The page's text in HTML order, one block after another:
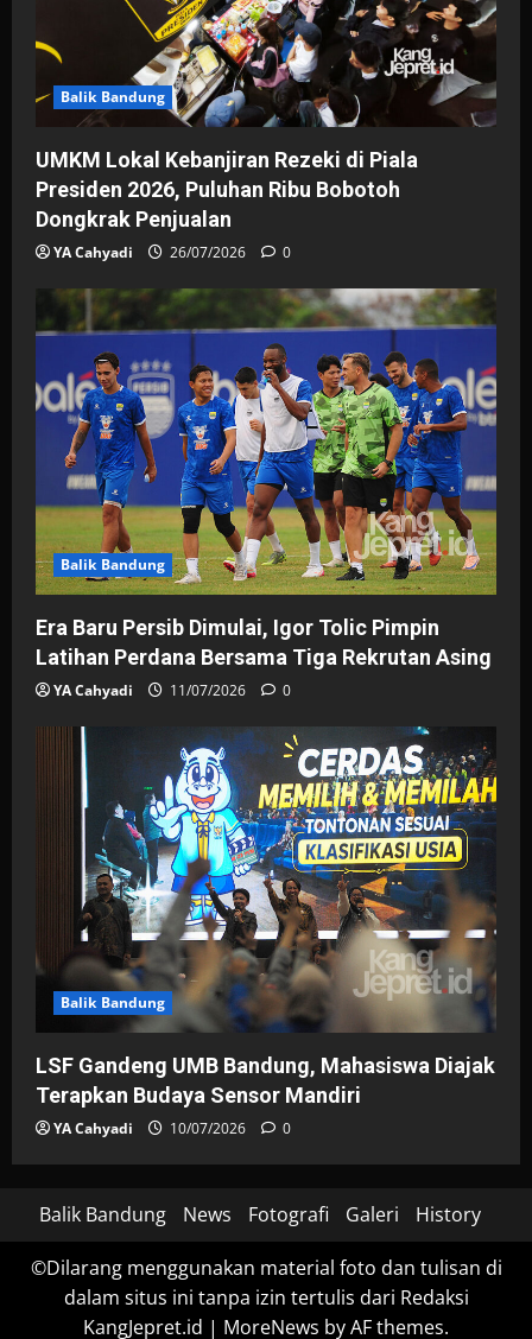
Balik Bandung
UMKM Lokal Kebanjiran Rezeki di Piala
Presiden 2026, Puluhan Ribu Bobotoh
Dongkrak Penjualan
YA Cahyadi 26/07/2026 0
Balik Bandung
Era Baru Persib Dimulai, Igor Tolic Pimpin
Latihan Perdana Bersama Tiga Rekrutan Asing
YA Cahyadi 11/07/2026 0
Balik Bandung
LSF Gandeng UMB Bandung, Mahasiswa Diajak
Terapkan Budaya Sensor Mandiri
YA Cahyadi 10/07/2026 0
Balik Bandung News Fotografi Galeri History
©Dilarang menggunakan material foto dan tulisan di
dalam situs ini tanpa izin tertulis dari Redaksi
KangJepret.id | MoreNews by AF themes.